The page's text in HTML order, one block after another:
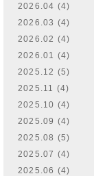
2026.04 (4)
2026.03 (4)
2026.02 (4)
2026.01 (4)
2025.12 (5)
2025.11 (4)
2025.10 (4)
2025.09 (4)
2025.08 (5)
2025.07 (4)
2025.06 (4)